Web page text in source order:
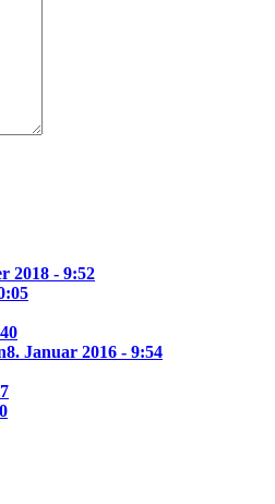
2018 - 9:52
8. Januar 2016 - 9:54